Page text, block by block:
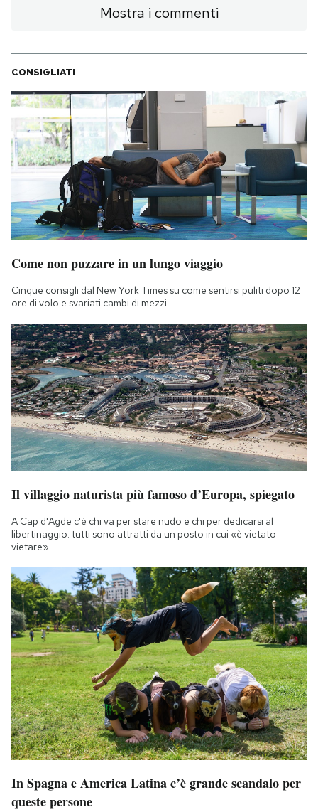
Mostra i commenti
CONSIGLIATI
Come non puzzare in un lungo viaggio
Cinque consigli dal New York Times su come sentirsi puliti dopo 12
ore di volo e svariati cambi di mezzi
Il villaggio naturista più famoso d’Europa, spiegato
A Cap d'Agde c'è chi va per stare nudo e chi per dedicarsi al
libertinaggio: tutti sono attratti da un posto in cui «è vietato
vietare»
In Spagna e America Latina c’è grande scandalo per
queste persone